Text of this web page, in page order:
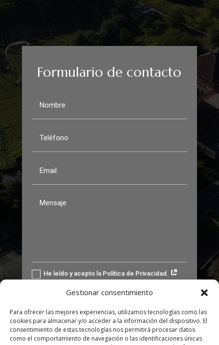
Gestionar consentimiento
Para ofrecer las mejores experiencias, utilizamos tecnologías como las
cookies para almacenar y/o acceder a la información del dispositivo. El
consentimiento de estas tecnologías nos permitirá procesar datos
como el comportamiento de navegación o las identificaciones únicas
Formulario de contacto
He leído y acepto la Política de Privacidad.
ENVIAR